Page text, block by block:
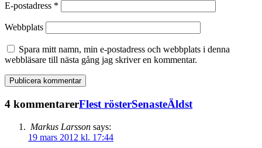
E-postadress *
Webbplats
Spara mitt namn, min e-postadress och webbplats i denna
webbläsare till nästa gång jag skriver en kommentar.
4 kommentarerFlest rösterSenasteÄldst
Markus Larsson says:
19 mars 2012 kl. 17:44